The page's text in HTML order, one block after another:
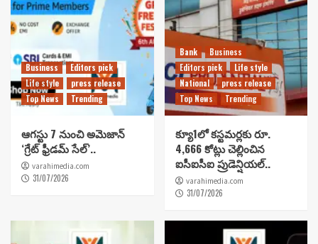
Business
Editors pick
Life style
press release
Top News
Trending
ఆగస్టు 7 నుంచి అమెజాన్
‘గ్రేట్ ఫ్రీడమ్ సేల్’..
varahimedia.com
31/07/2026
Bank
Business
Editors pick
Life style
National
press release
Top News
Trending
క్యూ1లో కస్టమర్లకు రూ.
4,666 కోట్లు చెల్లించిన
ఐసీఐసీఐ ప్రుడెన్షియల్..
varahimedia.com
31/07/2026